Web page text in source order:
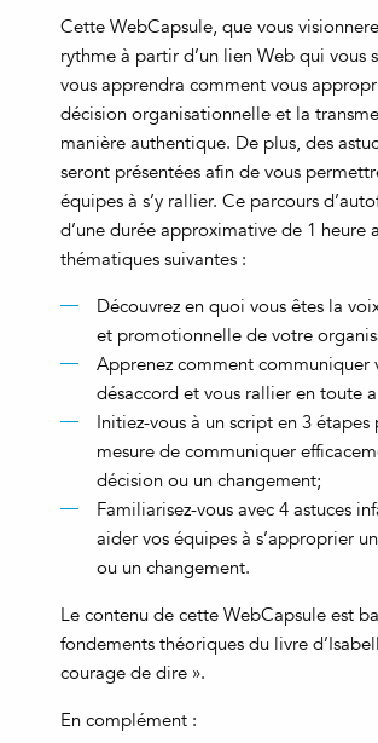
Cette WebCapsule, que vous
rythme à partir d’un lien Web qui vous
vous apprendra comment vous
décision organisationnelle et la
manière authentique. De plus, des
seront présentées afin de vous
équipes à s’y rallier. Ce parcours
d’une durée approximative de 1 heure
thématiques suivantes :
Découvrez en quoi vous êtes la
et promotionnelle de votre
Apprenez comment communiquer
désaccord et vous rallier en toute
Initiez-vous à un script en 3 étapes
mesure de communiquer
décision ou un changement;
Familiarisez-vous avec 4 astuces
aider vos équipes à s’approprier
ou un changement.
Le contenu de cette WebCapsule est
fondements théoriques du livre
courage de dire ».
En complément :